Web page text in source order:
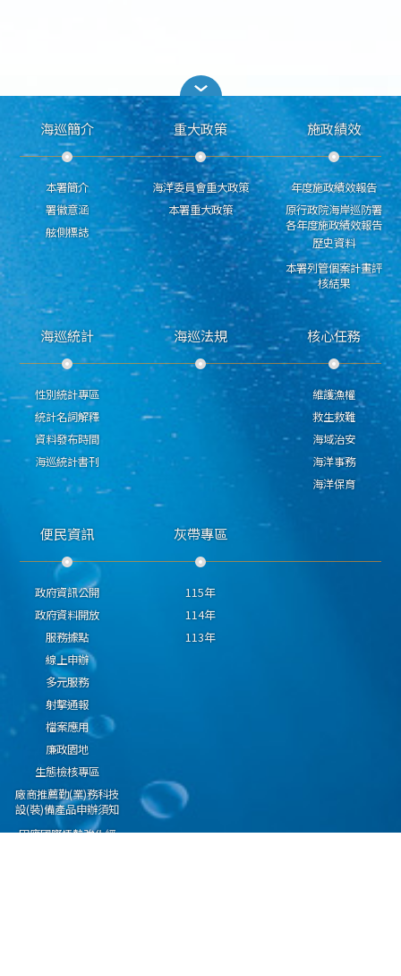
海巡簡介
本署簡介
署徽意涵
舷側標誌
重大政策
海洋委員會重大政策
本署重大政策
施政績效
年度施政績效報告
原行政院海岸巡防署
各年度施政績效報告
歷史資料
本署列管個案計畫評
核結果
海巡統計
性別統計專區
統計名詞解釋
資料發布時間
海巡統計書刊
海巡法規 核心任務
維護漁權
救生救難
海域治安
海洋事務
海洋保育
便民資訊
政府資訊公開
政府資料開放
服務據點
線上申辦
多元服務
射擊通報
檔案應用
廉政園地
生態檢核專區
廠商推薦勤(業)務科技
設(裝)備產品申辦須知
因應國際情勢強化經
灰帶專區
115年
114年
113年